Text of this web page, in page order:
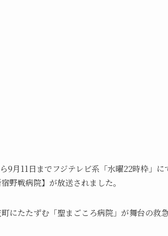
9月11日までフジテレビ系「水曜22時枠」
野戦病院】が放送されました。
にたたずむ「聖まごころ病院」が舞台の救